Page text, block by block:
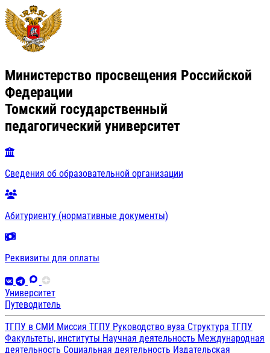
Министерство просвещения Российской
Федерации
Томский государственный
педагогический университет
Сведения об образовательной организации
Абитуриенту (нормативные документы)
Реквизиты для оплаты
Университет
Путеводитель
ТГПУ в СМИ Миссия ТГПУ Руководство вуза Структура ТГПУ
Факультеты, институты Научная деятельность Международная
деятельность Социальная деятельность Издательская